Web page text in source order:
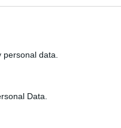
data.
Data.